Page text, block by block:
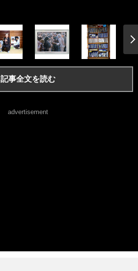
記事全文を読む
advertisement